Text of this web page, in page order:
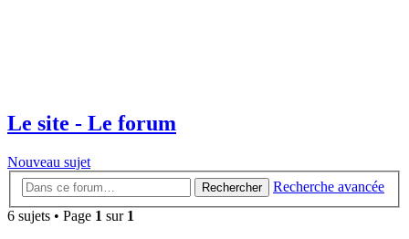
Le site - Le forum
Nouveau sujet
Rechercher
Recherche avancée
6 sujets • Page 1 sur 1